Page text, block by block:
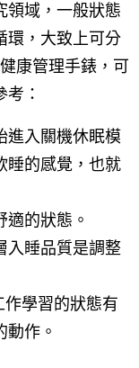
領域，一般狀態
環，大致上可分
康管理手錶，可
：
進入關機休眠模
睡的感覺，也就
的狀態。
入睡品質是調整
學習的狀態有
動作。